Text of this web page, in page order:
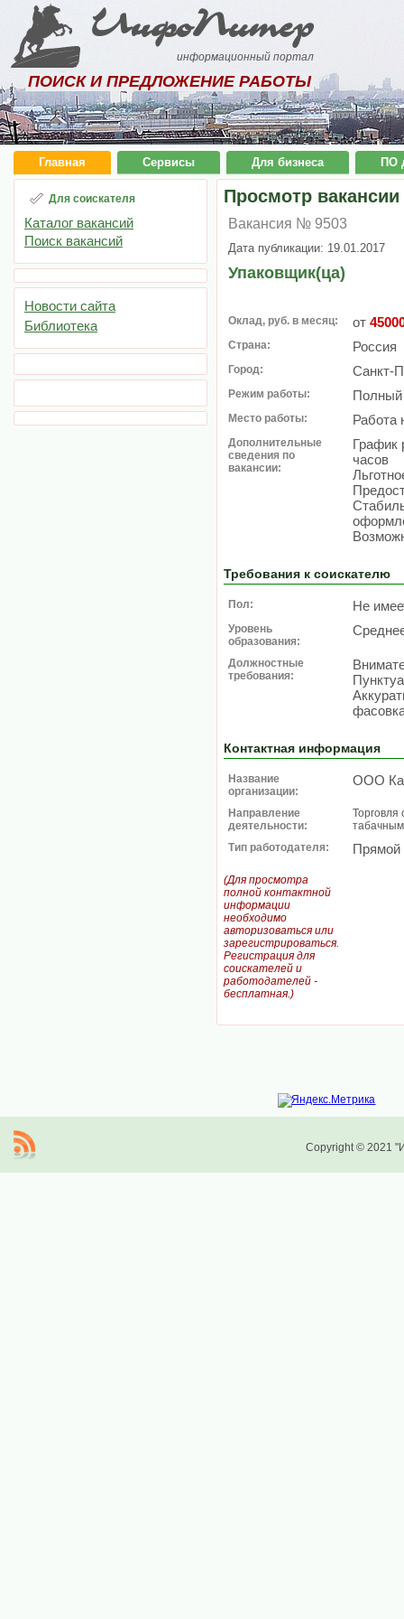
ИнфоПитер
информационный портал
ПОИСК И ПРЕДЛОЖЕНИЕ РАБОТЫ
Главная Сервисы Для бизнеса ПО
Для соискателя
Каталог вакансий
Поиск вакансий
Новости сайта
Библиотека
Просмотр вакансии
Вакансия № 9503
Дата публикации: 19.01.2017
Упаковщик(ца)
Оклад, руб. в месяц: от
Страна: Россия
Город: Санкт-
Режим работы: Полный
Место работы: Работа
Дополнительные
сведения по
вакансии:
График
часов
Требования к соискателю
Пол: Не
Уровень
образования:
Должностные
требования:
Контактная информация
Название
организации:
OOO
Направление
деятельности:
Тип работодателя:
Прямой
(Для просмотра
полной контактной
информации
необходимо
авторизоваться или
зарегистрироваться.
Регистрация для
соискателей и
работодателей -
бесплатная.)
Copyright © 2021